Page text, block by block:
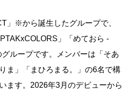
」※から誕生したグループで、
」「めておら -
ループです。メンバーは「そあ
ま」「まひろまる。」の6名で構
ます。2026年3月のデビューから